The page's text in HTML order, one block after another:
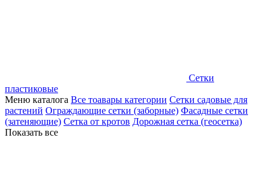
Сетки
пластиковые
Меню каталога Все тоавары категории Сетки садовые для
растений Ограждающие сетки (заборные) Фасадные сетки
(затеняющие) Сетка от кротов Дорожная сетка (геосетка)
Показать все